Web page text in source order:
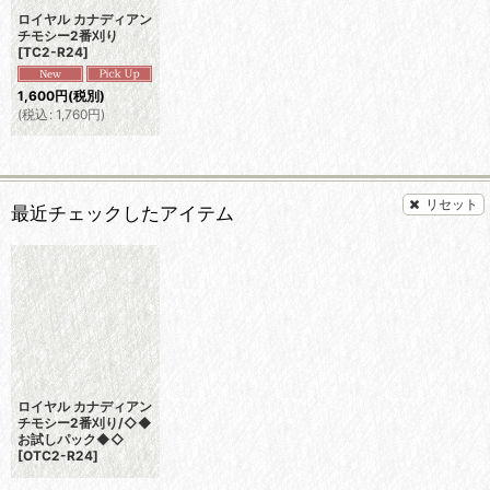
ロイヤル カナディアン
チモシー2番刈り
[TC2-R24]
1,600円(税別)
(税込 : 1,760円)
最近チェックしたアイテム リセット
ロイヤル カナディアン
チモシー2番刈り/◇◆
お試しパック◆◇
[OTC2-R24]